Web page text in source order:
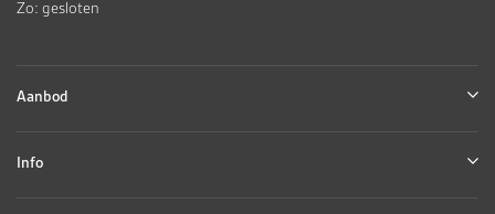
Zo: gesloten
Aanbod
Info